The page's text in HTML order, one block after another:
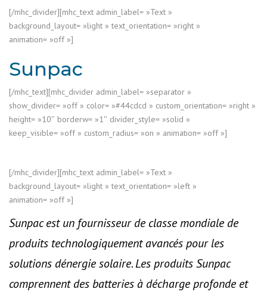
[/mhc_divider][mhc_text admin_label= »Text »
background_layout= »light » text_orientation= »right »
animation= »off »]
Sunpac
[/mhc_text][mhc_divider admin_label= »separator »
show_divider= »off » color= »#44cdcd » custom_orientation= »right »
height= »10″ borderw= »1″ divider_style= »solid »
keep_visible= »off » custom_radius= »on » animation= »off »]
[/mhc_divider][mhc_text admin_label= »Text »
background_layout= »light » text_orientation= »left »
animation= »off »]
Sunpac est un fournisseur de classe mondiale de
produits technologiquement avancés pour les
solutions dénergie solaire. Les produits Sunpac
comprennent des batteries à décharge profonde et